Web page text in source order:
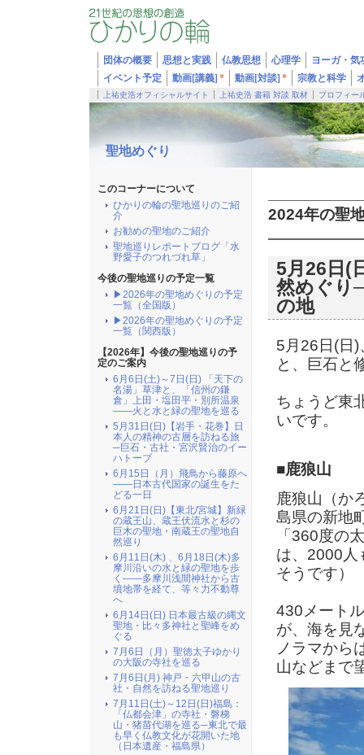
団体の概要 思想と実践 仏教思想 心理学
ヨーガ・気
イベント予定
動画[講義] * 動画[対談] * 宗教と科学
上祐史浩オフィシャルサイト 上祐史浩 書籍 対談 取材 プロフィー
聖地めぐり
2024年の聖
5月26日(
然めぐり
の地
5月26日(日
と、巨石と
ちょうど東
いです。
■鹿狼山
鹿狼山（か
島県の新地
「360度の
は、2000人
そうです）
430メート
が、海を見
ノラマから
山などまで
このコーナーについて
ひかりの輪の聖地巡りのご紹
介
お勧めの聖地のご紹介
聖地巡りレポートブログ「水
野愛子のつれづれ草」
今後の聖地巡りの予定一覧
▶2026年の聖地めぐりの予定
一覧（全国版）
▶2026年の聖地めぐりの予定
一覧（関西版）
【2026年】今後の聖地巡りの予
定のご案内
6月6日(土)～7日(日) 「天下の
名湯」草津と、「信州の鎌
倉」上田・塩田平・別所温泉
――火と水と緑の聖地を巡る
5月31日(日)【岩手・花巻】日
本人の精神の古層を訪ねる旅
─巨石・古社・宮沢賢治のイー
ハトーブ
6月15日（月）飛鳥から藤原へ
――日本古代国家の誕生をた
どる一日
6月21日(日)【東北/宮城】新緑
の蔵王山、蔵王伏流水と杉の
巨木の聖地・南蔵王の聖地自
然巡り
6月11日(木) 、6月18日(木)多
摩川沿いの水と緑の聖地を歩
く――多摩川浅間神社から古
墳地帯を経て、等々力不動尊
へ
6月14日(日) 日本最古級の縄文
聖地・比々多神社と聖峰をめ
ぐる
7月6日（月）聖徳太子ゆかり
の大阪の寺社を巡る
7月6日(月) 神戸・六甲山の古
社・自然を訪ねる聖地巡り
7月11日(土)～12日(日)福島：
「仏都会津」の寺社・磐梯
山・猪苗代湖を巡る─東北で最
も早く仏教文化が花開いた地
（日本遺産・福島県）